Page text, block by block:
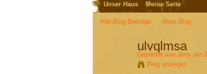
Unser Haus Meine Seite
Alle Blog-Beiträge Mein Blog
ulvqlmsa
Gepostet von Jerryam
Blog anzeigen